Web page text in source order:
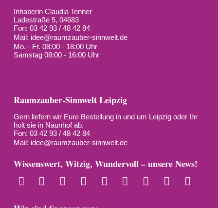
Inhaberin Claudia Tenner
Ladestraße 5, 04683
Fon: 03 42 93 / 48 42 84
Mail: idee@raumzauber-sinnwelt.de
Mo. - Fr. 08:00 - 18:00 Uhr
Samstag 08:00 - 16:00 Uhr
Raumzauber-Sinnwelt Leipzig
Gern liefern wir Eure Bestellung in und um Leipzig oder Ihr
holt sie in Naunhof ab.
Fon: 03 42 93 / 48 42 84
Mail: idee@raumzauber-sinnwelt.de
Wissenswert, Witzig, Wundervoll – unsere News!